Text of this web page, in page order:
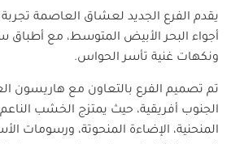
يقدم الفرع الجديد لعشاق العاصمة
أجواء البحر الأبيض المتوسط، مع أطباق
ونكهات غنية تأسر الحواس.
تم تصميم الفرع بالتعاون مع هاريسون
الجنوب أفريقية، حيث يمتزج الخشب
المنحنية، الإضاءة المنحوتة، ورسومات